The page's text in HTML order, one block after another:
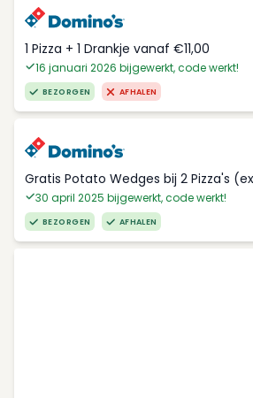
1 Pizza + 1 Drankje vanaf €11,00
16 januari 2026 bijgewerkt, code werkt!
BEZORGEN AFHALEN
Gratis Potato Wedges bij 2 Pizza's
30 april 2025 bijgewerkt, code werkt!
BEZORGEN AFHALEN